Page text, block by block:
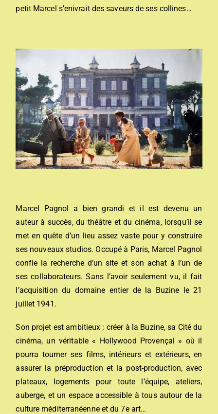
petit Marcel s’enivrait des saveurs de ses collines…
Marcel Pagnol a bien grandi et il est devenu un
auteur à succès, du théâtre et du cinéma, lorsqu’il se
met en quête d’un lieu assez vaste pour y construire
ses nouveaux studios. Occupé à Paris, Marcel Pagnol
confie la recherche d’un site et son achat à l’un de
ses collaborateurs. Sans l’avoir seulement vu, il fait
l’acquisition du domaine entier de la Buzine le 21
juillet 1941.
Son projet est ambitieux : créer à la Buzine, sa Cité du
cinéma, un véritable « Hollywood Provençal » où il
pourra tourner ses films, intérieurs et extérieurs, en
assurer la préproduction et la post-production, avec
plateaux, logements pour toute l’équipe, ateliers,
auberge, et un espace accessible à tous autour de la
culture méditerranéenne et du 7e art…